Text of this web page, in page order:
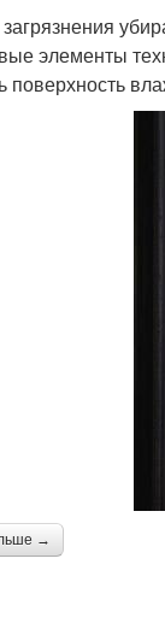
элементы
поверхность
→